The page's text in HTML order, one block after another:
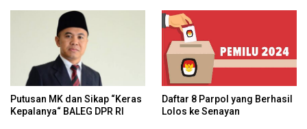
Putusan MK dan Sikap “Keras
Kepalanya“ BALEG DPR RI
Daftar 8 Parpol yang Berhasil
Lolos ke Senayan